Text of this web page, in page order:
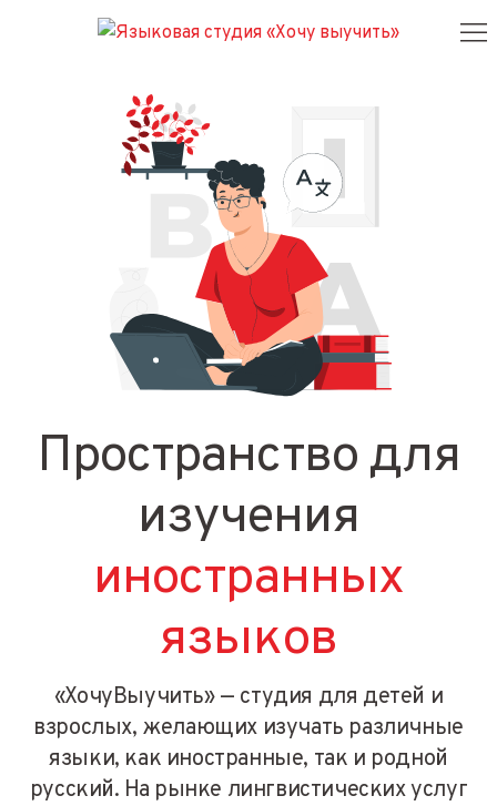
Пространство для
изучения
иностранных
языков
«ХочуВыучить» — студия для детей и
взрослых, желающих изучать различные
языки, как иностранные, так и родной
русский. На рынке лингвистических услуг